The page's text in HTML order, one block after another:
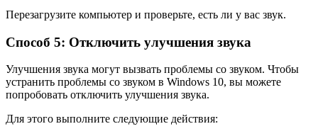
Перезагрузите компьютер и проверьте, есть ли у вас звук.
Способ 5: Отключить улучшения звука
Улучшения звука могут вызвать проблемы со звуком. Чтобы
устранить проблемы со звуком в Windows 10, вы можете
попробовать отключить улучшения звука.
Для этого выполните следующие действия: